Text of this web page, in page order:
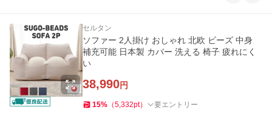
セルタン
ソファー 2人掛け おしゃれ 北欧 ビーズ 中身
補充可能 日本製 カバー 洗える 椅子 疲れにく
い
38,990円
15% （5,332pt） 要エントリー